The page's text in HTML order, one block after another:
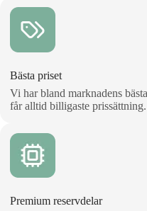
Bästa priset
Vi har bland marknadens
får alltid billigaste prissättning.
Premium reservdelar